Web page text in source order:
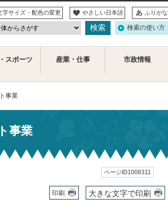
字サイズ・配色の変更 やさしい日本語 ふりがな
検索の使い方
スポーツ 産業・仕事 市政情報
事業
事業
ページID1008311
印刷 大きな文字で印刷